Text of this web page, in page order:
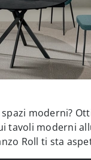
moderni?
tavoli moderni
Roll ti sta